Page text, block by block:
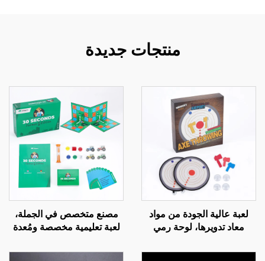
منتجات جديدة
لعبة عالية الجودة من مواد
معاد تدويرها، لوحة رمي
للأطفال، لعبة أهداف آمنة
مصنع متخصص في الجملة،
لعبة تعليمية مخصصة ومُعدة
بقطع بلاستيكية لمدة 30 ثانية